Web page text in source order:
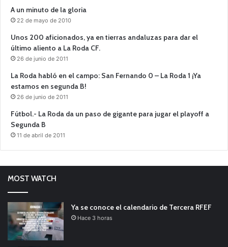
A un minuto de la gloria
22 de mayo de 2010
Unos 200 aficionados, ya en tierras andaluzas para dar el
último aliento a La Roda CF.
26 de junio de 2011
La Roda habló en el campo: San Fernando 0 – La Roda 1 ¡Ya
estamos en segunda B!
26 de junio de 2011
Fútbol.- La Roda da un paso de gigante para jugar el playoff a
Segunda B
11 de abril de 2011
MOST WATCH
Ya se conoce el calendario de Tercera RFEF
Hace 3 horas